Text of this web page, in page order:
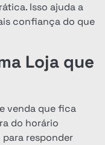
Isso ajuda a
confiança do que
Loja que
venda que fica
do horário
responder